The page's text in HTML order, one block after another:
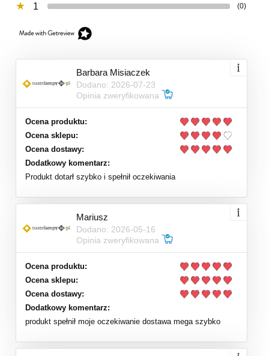
1 (0)
Barbara Misiaczek
Dodano: 2026-07-23
Opinia zweryfikowana
Ocena produktu:
Ocena sklepu:
Ocena dostawy:
Dodatkowy komentarz:
Produkt dotarł szybko i spełnił oczekiwania
Mariusz
Dodano: 2026-05-16
Opinia zweryfikowana
Ocena produktu:
Ocena sklepu:
Ocena dostawy:
Dodatkowy komentarz:
produkt spełnił moje oczekiwanie dostawa mega szybko